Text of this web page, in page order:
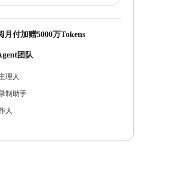
月付加赠5000万Tokens
团队
理人
制助手
人